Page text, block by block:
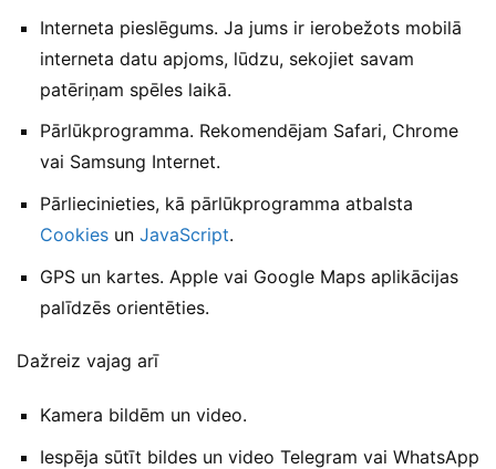
Interneta pieslēgums. Ja jums ir ierobežots mobilā
interneta datu apjoms, lūdzu, sekojiet savam
patēriņam spēles laikā.
Pārlūkprogramma. Rekomendējam Safari, Chrome
vai Samsung Internet.
Pārliecinieties, kā pārlūkprogramma atbalsta
Cookiesun JavaScript.
GPS un kartes. Apple vai Google Maps aplikācijas
palīdzēs orientēties.
Dažreiz vajag arī
Kamera bildēm un video.
Iespēja sūtīt bildes un video Telegram vai WhatsApp